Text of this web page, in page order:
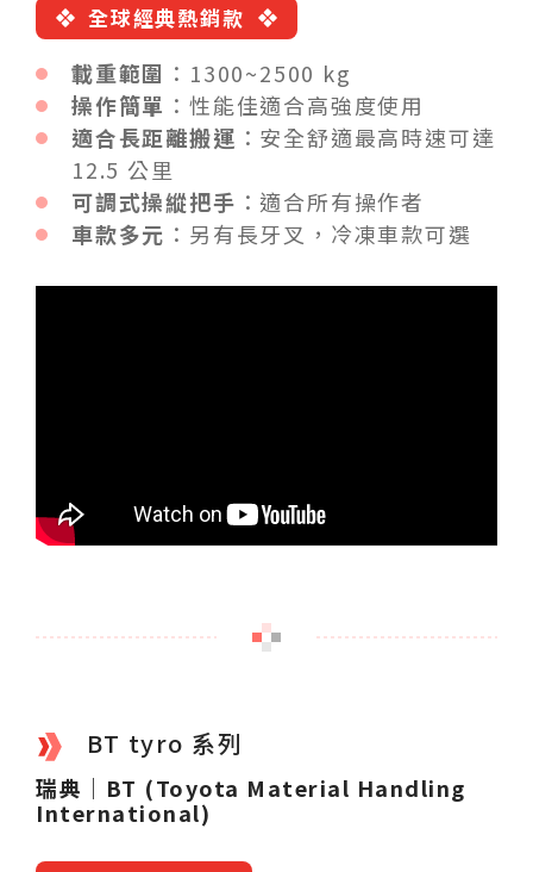
全球經典熱銷款
載重範圍 ：1300~2500 kg
操作簡單 ：性能佳適合高強度使用
適合長距離搬運 ：安全舒適最高時速可達
12.5 公里
可調式操縱把手 ：適合所有操作者
車款多元 ：另有長牙叉，冷凍車款可選
BT tyro 系列
瑞典｜BT (Toyota Material Handling
International)